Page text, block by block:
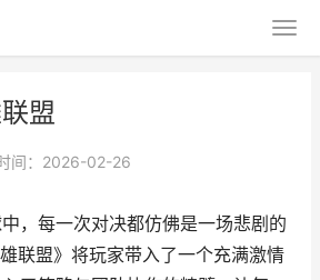
盟
间：2026-02-26
，每一次对决都仿佛是一场悲剧的
联盟》将玩家带入了一个充满激情